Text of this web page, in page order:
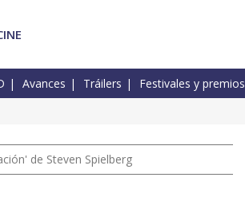
Avances Tráilers Festivales y premios
de Steven Spielberg